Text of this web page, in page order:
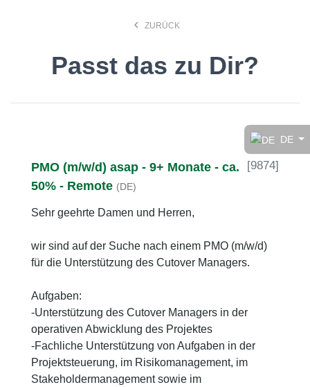
DE
Finde den Job, der Dir
search
Anstellungsart
Deutsch
Ort
keyboard_arrow_left ZURÜCK
Passt das zu Dir?
PMO (m/w/d) asap - 9+ Monate - ca.
50% - Remote (DE)
[9874]
Sehr geehrte Damen und Herren,
wir sind auf der Suche nach einem PMO (m/w/d)
für die Unterstützung des Cutover Managers.
Aufgaben:
-Unterstützung des Cutover Managers in der
operativen Abwicklung des Projektes
-Fachliche Unterstützung von Aufgaben in der
Projektsteuerung, im Risikomanagement, im
Stakeholdermanagement sowie im